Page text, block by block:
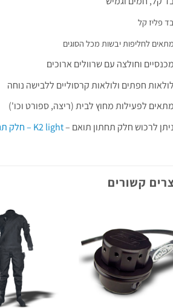
בד פליז קל
מתאים לחליפות יבשות מכל הסוגים
מכנסיים וחולצה עם שרוולים ארוכים
לולאות חפתים ולולאות קרסוליים ללבישה נוחה
מתאים לפעילות מחוץ לבית (ריצה, ספורט וכו')
ניתן לרכוש חלק תחתון תואם –K2 light – חלק תחתון
קשורים